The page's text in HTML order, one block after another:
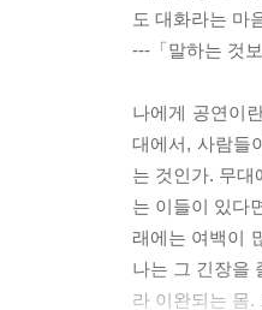
도 대화라는 마
---「말하는 것
나에게 공연이
대에서, 사람들
는 것인가. 무대
는 이들이 있다
래에는 여백이
나는 그 긴장을
라 이완되는 몸.